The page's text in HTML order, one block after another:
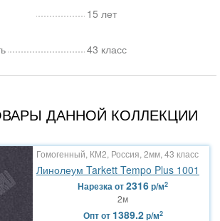
15 лет
43 класс
ДАННОЙ КОЛЛЕКЦИИ
Гомогенный, КМ2, Россия, 2мм, 43 класс
Линолеум Tarkett Tempo Plus 1001
Нарезкаот2316р/м2
2м
Оптот 1389.2р/м2